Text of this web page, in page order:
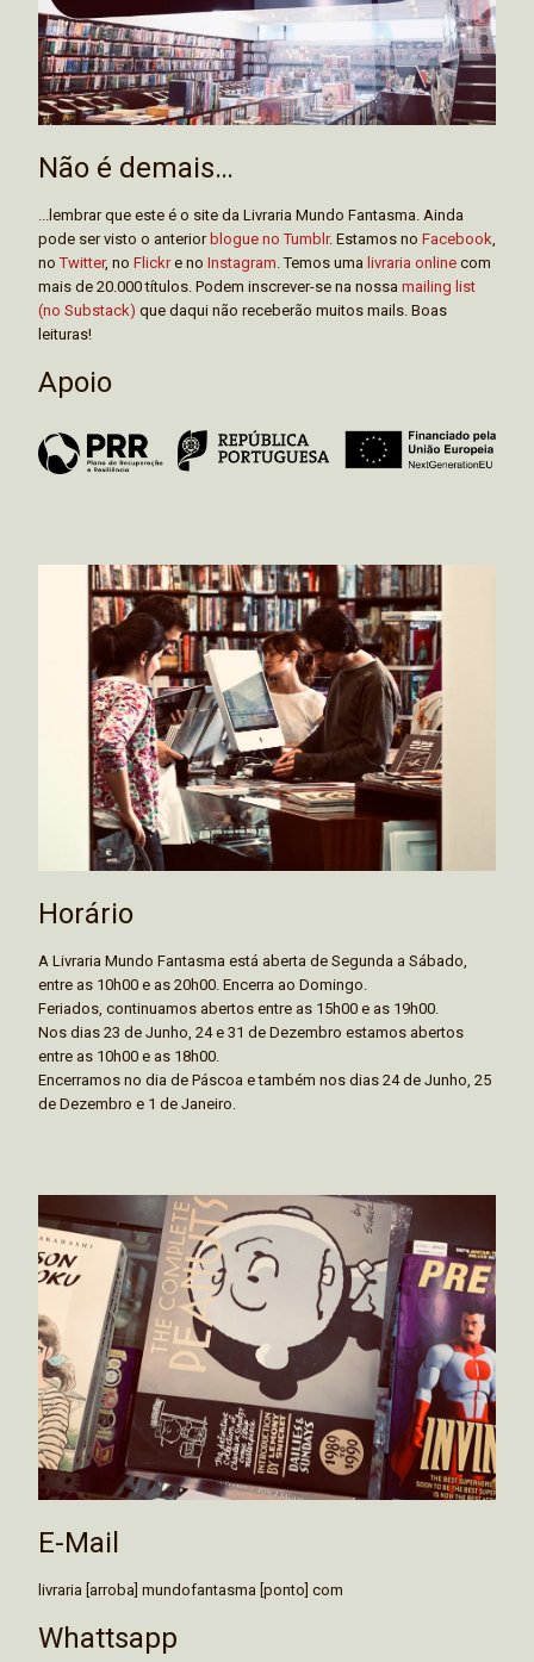
Não é demais…
...lembrar que este é o site da Livraria Mundo Fantasma. Ainda
pode ser visto o anteriorblogue no Tumblr. Estamos no Facebook
noTwitter, no Flickre no Instagram . Temos uma livraria online com
mais de 20.000 títulos. Podem inscrever-se na nossa mailing list
(no Substack) que daqui não receberão muitos mails. Boas
leituras!
Apoio
Horário
A Livraria Mundo Fantasma está aberta de Segunda a Sábado,
entre as 10h00 e as 20h00. Encerra ao Domingo.
Feriados, continuamos abertos entre as 15h00 e as 19h00.
Nos dias 23 de Junho, 24 e 31 de Dezembro estamos abertos
entre as 10h00 e as 18h00.
Encerramos no dia de Páscoa e também nos dias 24 de Junho, 25
de Dezembro e 1 de Janeiro.
E-Mail
livraria [arroba] mundofantasma [ponto] com
Whattsapp